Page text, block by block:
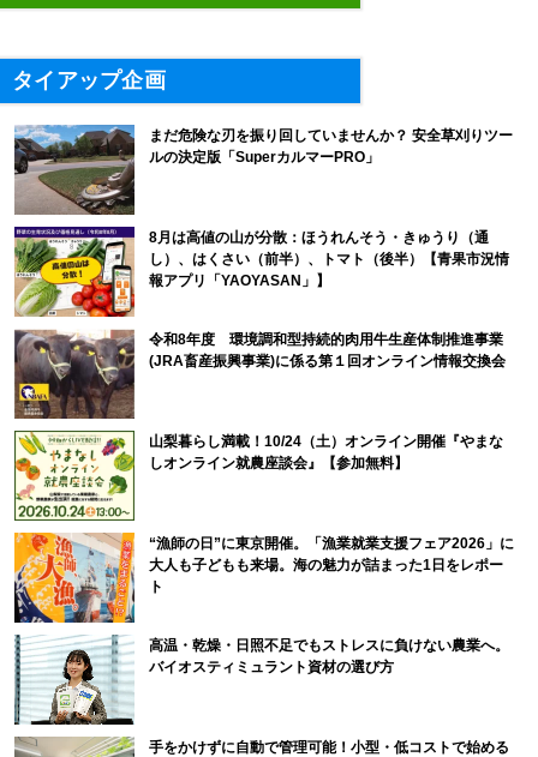
タイアップ企画
まだ危険な刃を振り回していませんか？ 安全草刈りツー
ルの決定版「SuperカルマーPRO」
8月は高値の山が分散：ほうれんそう・きゅうり（通
し）、はくさい（前半）、トマト（後半）【青果市況情
報アプリ「YAOYASAN」】
令和8年度 環境調和型持続的肉用牛生産体制推進事業
(JRA畜産振興事業)に係る第１回オンライン情報交換会
山梨暮らし満載！10/24（土）オンライン開催『やまな
しオンライン就農座談会』【参加無料】
“漁師の日”に東京開催。「漁業就業支援フェア2026」に
大人も子どもも来場。海の魅力が詰まった1日をレポー
ト
高温・乾燥・日照不足でもストレスに負けない農業へ。
バイオスティミュラント資材の選び方
手をかけずに自動で管理可能！小型・低コストで始める